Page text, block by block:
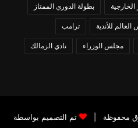
بطولة الدوري الممتاز
للأندية ترامب
مجلس الوزراء نادي الزمالك
تم التصميم بواسطة